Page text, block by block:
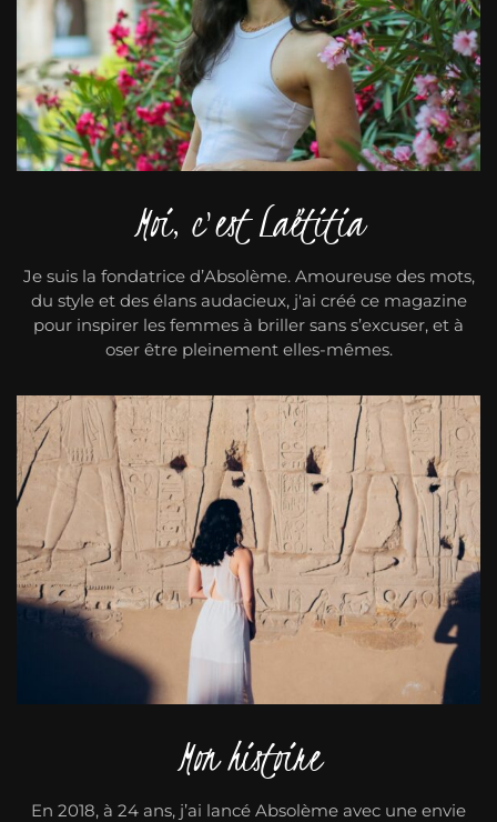
Moi, c'est Laëtitia
Je suis la fondatrice d’Absolème. Amoureuse des mots,
du style et des élans audacieux, j'ai créé ce magazine
pour inspirer les femmes à briller sans s’excuser, et à
oser être pleinement elles-mêmes.
Mon histoire
En 2018, à 24 ans, j’ai lancé Absolème avec une envie